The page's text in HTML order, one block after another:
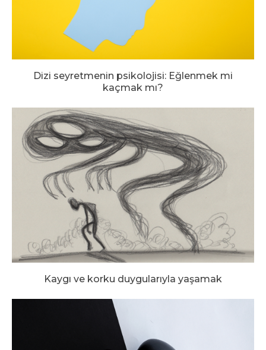
Dizi seyretmenin psikolojisi: Eğlenmek mi
kaçmak mı?
Kaygı ve korku duygularıyla yaşamak